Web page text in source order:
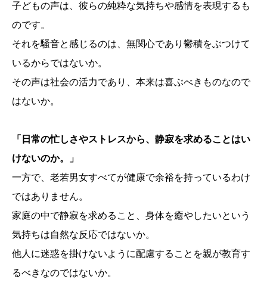
子どもの声は、彼らの純粋な気持ちや感情を表現するも
のです。
それを騒音と感じるのは、無関心であり鬱積をぶつけて
いるからではないか。
その声は社会の活力であり、本来は喜ぶべきものなので
はないか。
「日常の忙しさやストレスから、静寂を求めることはい
けないのか。」
一方で、老若男女すべてが健康で余裕を持っているわけ
ではありません。
家庭の中で静寂を求めること、身体を癒やしたいという
気持ちは自然な反応ではないか。
他人に迷惑を掛けないように配慮することを親が教育す
るべきなのではないか。